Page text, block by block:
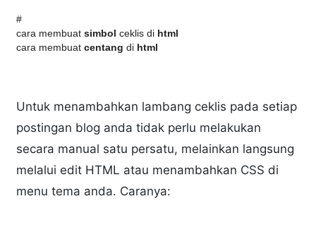
#
cara membuatsimbol ceklis di html
cara membuatcentang di html
Navigasi Halaman
Untuk menambahkan lambang ceklis pada setiap
postingan blog anda tidak perlu melakukan
secara manual satu persatu, melainkan langsung
melalui edit HTML atau menambahkan CSS di
menu tema anda. Caranya: